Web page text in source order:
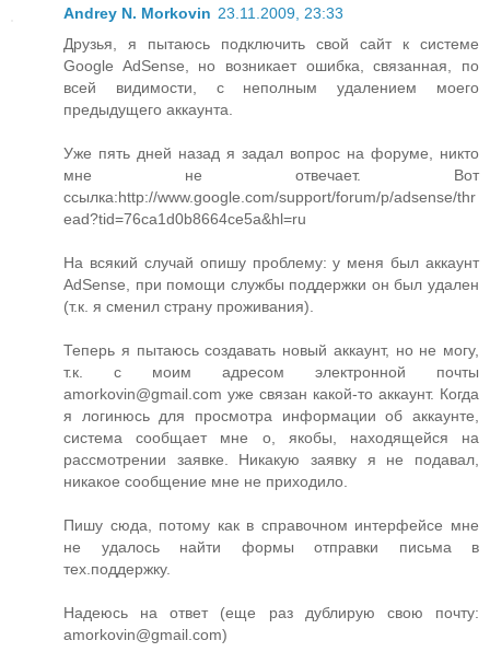
Andrey N. Morkovin 23.11.2009, 23:33
Друзья, я пытаюсь подключить свой сайт к системе
Google AdSense, но возникает ошибка, связанная, по
всей видимости, с неполным удалением моего
предыдущего аккаунта.
Уже пять дней назад я задал вопрос на форуме, никто
мне не отвечает. Вот
ссылка:http://www.google.com/support/forum/p/adsense/thr
ead?tid=76ca1d0b8664ce5a&hl=ru
На всякий случай опишу проблему: у меня был аккаунт
AdSense, при помощи службы поддержки он был удален
(т.к. я сменил страну проживания).
Теперь я пытаюсь создавать новый аккаунт, но не могу,
т.к. с моим адресом электронной почты
amorkovin@gmail.com уже связан какой-то аккаунт. Когда
я логинюсь для просмотра информации об аккаунте,
система сообщает мне о, якобы, находящейся на
рассмотрении заявке. Никакую заявку я не подавал,
никакое сообщение мне не приходило.
Пишу сюда, потому как в справочном интерфейсе мне
не удалось найти формы отправки письма в
тех.поддержку.
Надеюсь на ответ (еще раз дублирую свою почту:
amorkovin@gmail.com)